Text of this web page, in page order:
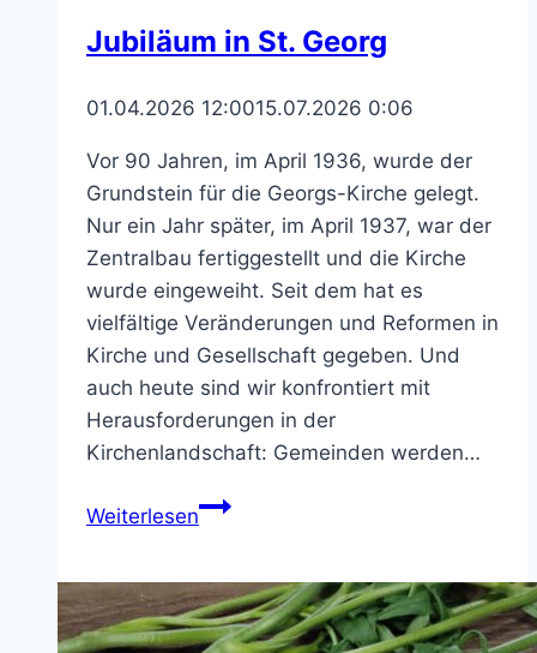
Jubiläum in St. Georg
01.04.2026 12:0015.07.2026 0:06
Vor 90 Jahren, im April 1936, wurde der
Grundstein für die Georgs-Kirche gelegt.
Nur ein Jahr später, im April 1937, war der
Zentralbau fertiggestellt und die Kirche
wurde eingeweiht. Seit dem hat es
vielfältige Veränderungen und Reformen in
Kirche und Gesellschaft gegeben. Und
auch heute sind wir konfrontiert mit
Herausforderungen in der
Kirchenlandschaft: Gemeinden werden…
WeiterlesenJubiläum
Georg